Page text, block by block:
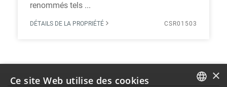
renommés tels ...
DÉTAILS DE LA PROPRIÉTÉ CSR01503
×
Ce site Web utilise des cookies